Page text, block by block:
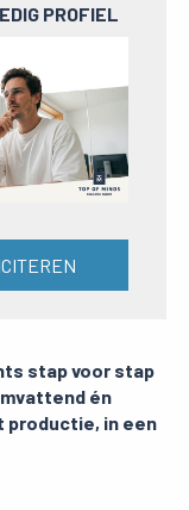
PROFIEL
stap voor stap
én
productie, in een